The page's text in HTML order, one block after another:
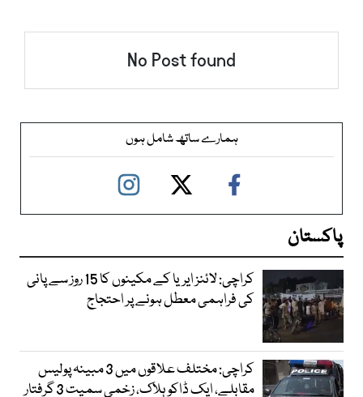
No Post found
ہمارے ساتھ شامل ہوں
پاکستان
کراچی: لائنز ایریا کے مکینوں کا 15 روز سے پانی
کی فراہمی معطل ہونے پر احتجاج
کراچی: مختلف علاقوں میں 3 مبینہ پولیس
مقابلے، ایک ڈاکو ہلاک، زخمی سمیت 3 گرفتار